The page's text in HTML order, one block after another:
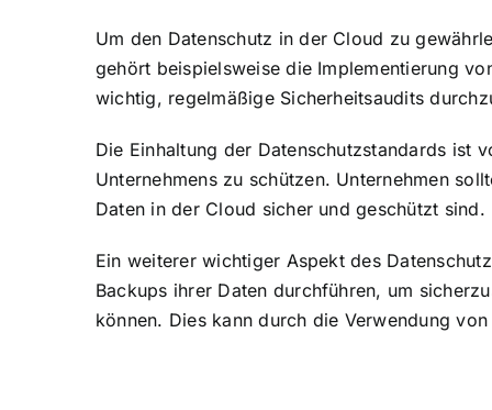
Um den Datenschutz in der Cloud zu
gehört beispielsweise die Implementierung
wichtig, regelmäßige Sicherheitsaudits
Die Einhaltung der Datenschutzstandards ist
Unternehmens zu schützen. Unternehmen
Daten in der Cloud sicher und geschützt sind.
Ein weiterer wichtiger Aspekt des
Backups ihrer Daten durchführen, um
können. Dies kann durch die Verwendung